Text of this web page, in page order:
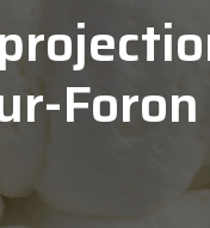
Foron